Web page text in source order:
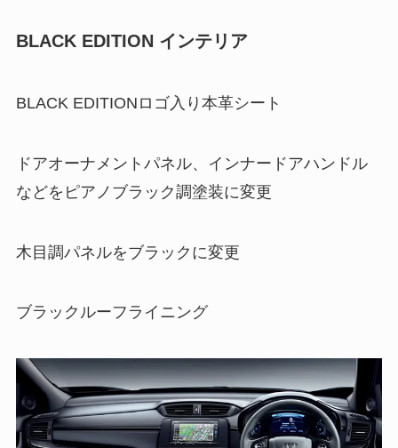
BLACK EDITION インテリア
BLACK EDITIONロゴ入り本革シート
ドアオーナメントパネル、インナードアハンドル
などをピアノブラック調塗装に変更
木目調パネルをブラックに変更
ブラックルーフライニング